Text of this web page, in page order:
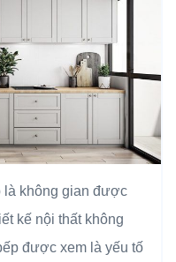
là không gian được
kế nội thất không
được xem là yếu tố